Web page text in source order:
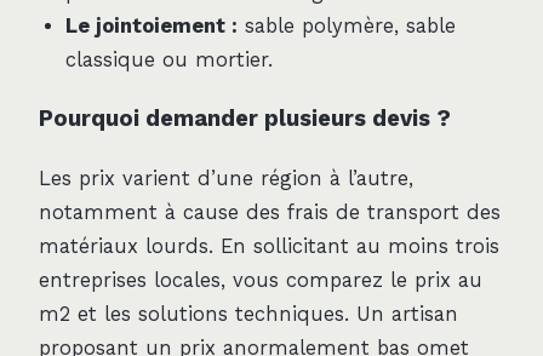
Le jointoiement : sable polymère, sable
classique ou mortier.
Pourquoi demander plusieurs devis ?
Les prix varient d’une région à l’autre,
notamment à cause des frais de transport des
matériaux lourds. En sollicitant au moins trois
entreprises locales, vous comparez le prix au
m2 et les solutions techniques. Un artisan
proposant un prix anormalement bas omet